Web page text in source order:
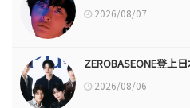
2026/08/07
ZEROBASEONE登上
2026/08/06